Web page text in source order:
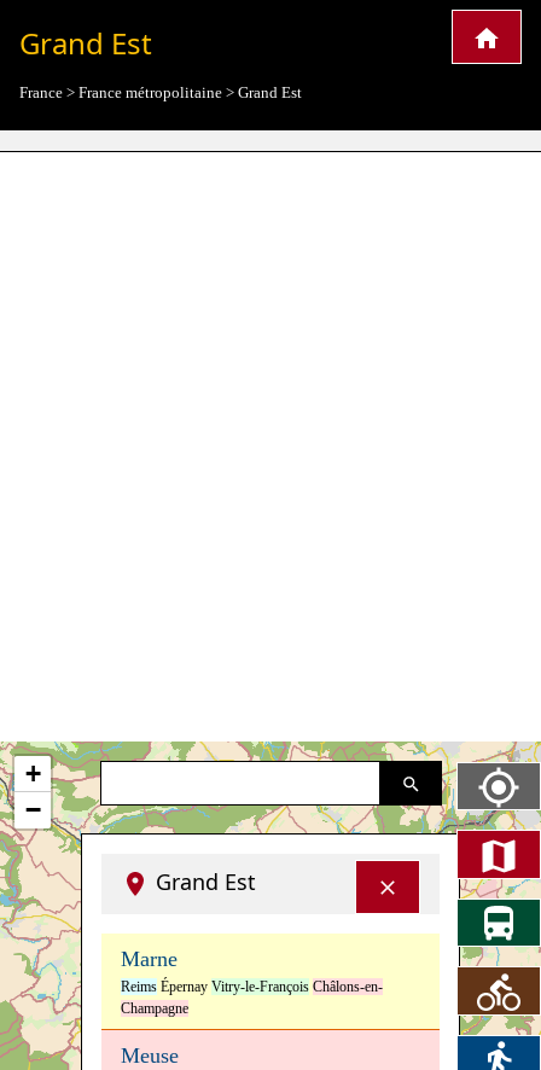
Grand Est
France > France métropolitaine > Grand Est
Grand Est
Marne
Reims Épernay Vitry-le-François Châlons-en-
Champagne
Meuse
+
−